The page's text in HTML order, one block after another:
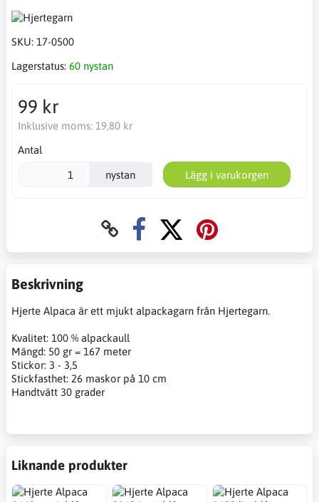
SKU: 17-0500
Lagerstatus: 60 nystan
99 kr
Inklusive moms: 19,80 kr
Antal
nystan Lägg i varukorgen
Beskrivning
Hjerte Alpaca är ett mjukt alpackagarn från Hjertegarn.
Kvalitet: 100 % alpackaull
Mängd: 50 gr = 167 meter
Stickor: 3 - 3,5
Stickfasthet: 26 maskor på 10 cm
Handtvätt 30 grader
Liknande produkter